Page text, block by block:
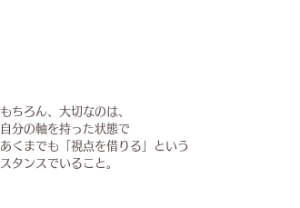
もちろん、大切なのは、
自分の軸を持った状態で
あくまでも「視点を借りる」という
スタンスでいること。